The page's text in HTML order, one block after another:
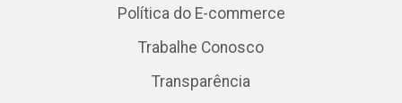
Política do E-commerce
Trabalhe Conosco
Transparência